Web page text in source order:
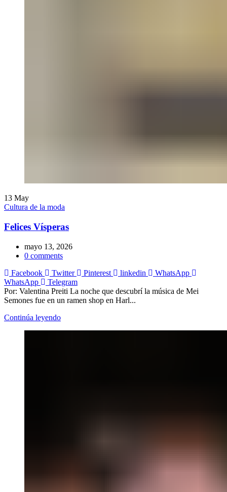
13 May
Cultura de la moda
Felices Vísperas
mayo 13, 2026
0 comments
Facebook
Twitter Pinterest linkedin
WhatsApp
WhatsApp
Telegram
Por: Valentina Preiti La noche que descubrí la música de Mei
Semones fue en un ramen shop en Harl...
Continúa leyendo